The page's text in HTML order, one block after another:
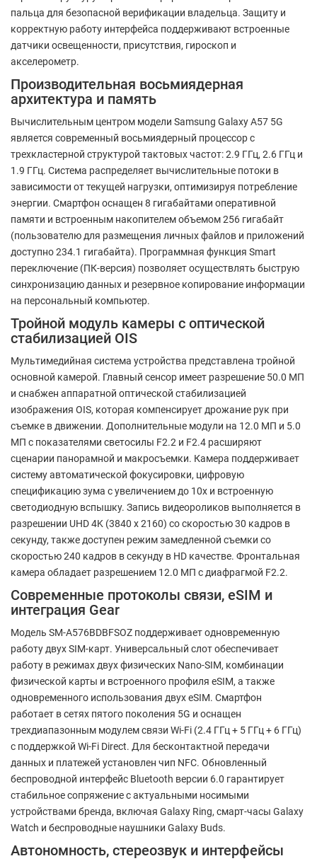
пальца для безопасной верификации владельца. Защиту и
корректную работу интерфейса поддерживают встроенные
датчики освещенности, присутствия, гироскоп и
акселерометр.
Производительная восьмиядерная
архитектура и память
Вычислительным центром модели Samsung Galaxy A57 5G
является современный восьмиядерный процессор с
трехкластерной структурой тактовых частот: 2.9 ГГц, 2.6 ГГц и
1.9 ГГц. Система распределяет вычислительные потоки в
зависимости от текущей нагрузки, оптимизируя потребление
энергии. Смартфон оснащен 8 гигабайтами оперативной
памяти и встроенным накопителем объемом 256 гигабайт
(пользователю для размещения личных файлов и приложений
доступно 234.1 гигабайта). Программная функция Smart
переключение (ПК-версия) позволяет осуществлять быструю
синхронизацию данных и резервное копирование информации
на персональный компьютер.
Тройной модуль камеры с оптической
стабилизацией OIS
Мультимедийная система устройства представлена тройной
основной камерой. Главный сенсор имеет разрешение 50.0 МП
и снабжен аппаратной оптической стабилизацией
изображения OIS, которая компенсирует дрожание рук при
съемке в движении. Дополнительные модули на 12.0 МП и 5.0
МП с показателями светосилы F2.2 и F2.4 расширяют
сценарии панорамной и макросъемки. Камера поддерживает
систему автоматической фокусировки, цифровую
спецификацию зума с увеличением до 10x и встроенную
светодиодную вспышку. Запись видеороликов выполняется в
разрешении UHD 4K (3840 x 2160) со скоростью 30 кадров в
секунду, также доступен режим замедленной съемки со
скоростью 240 кадров в секунду в HD качестве. Фронтальная
камера обладает разрешением 12.0 МП с диафрагмой F2.2.
Современные протоколы связи, eSIM и
интеграция Gear
Модель SM-A576BDBFSOZ поддерживает одновременную
работу двух SIM-карт. Универсальный слот обеспечивает
работу в режимах двух физических Nano-SIM, комбинации
физической карты и встроенного профиля eSIM, а также
одновременного использования двух eSIM. Смартфон
работает в сетях пятого поколения 5G и оснащен
трехдиапазонным модулем связи Wi-Fi (2.4 ГГц + 5 ГГц + 6 ГГц)
с поддержкой Wi-Fi Direct. Для бесконтактной передачи
данных и платежей установлен чип NFC. Обновленный
беспроводной интерфейс Bluetooth версии 6.0 гарантирует
стабильное сопряжение с актуальными носимыми
устройствами бренда, включая Galaxy Ring, смарт-часы Galaxy
Watch и беспроводные наушники Galaxy Buds.
Автономность, стереозвук и интерфейсы